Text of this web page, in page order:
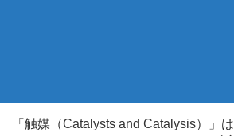
「触媒（Catalysts and Catalysis）」